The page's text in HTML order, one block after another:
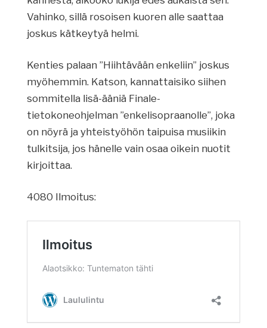
Vahinko, sillä rosoisen kuoren alle saattaa
joskus kätkeytyä helmi.
Kenties palaan ”Hiihtävään enkeliin” joskus
myöhemmin. Katson, kannattaisiko siihen
sommitella lisä-ääniä Finale-
tietokoneohjelman ”enkelisopraanolle”, joka
on nöyrä ja yhteistyöhön taipuisa musiikin
tulkitsija, jos hänelle vain osaa oikein nuotit
kirjoittaa.
4080 Ilmoitus: